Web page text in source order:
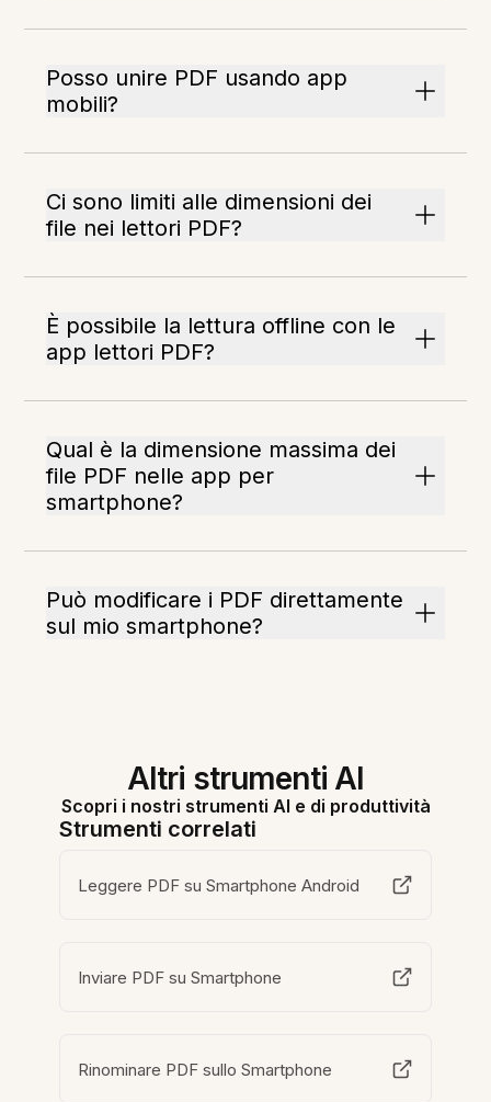
Posso unire PDF usando app
mobili?
Ci sono limiti alle dimensioni dei
file nei lettori PDF?
È possibile la lettura offline con le
app lettori PDF?
Qual è la dimensione massima dei
file PDF nelle app per
smartphone?
Può modificare i PDF direttamente
sul mio smartphone?
Altri strumenti AI
Scopri i nostri strumenti AI e di produttività
Strumenti correlati
Leggere PDF su Smartphone Android
Inviare PDF su Smartphone
Rinominare PDF sullo Smartphone